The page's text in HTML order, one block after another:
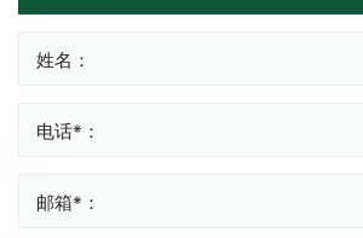
姓名：
电话*：
邮箱*：